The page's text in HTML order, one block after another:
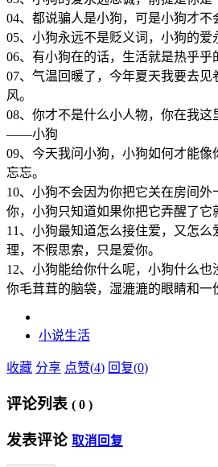
04、都说骗人是小狗，可是小狗才不
05、小狗永远不是贬义词，小狗的爱
06、有小狗在的话，生活就是热乎乎
07、气温回暖了，今年夏天我要去
风。
08、你才不是什么小人物，你在我
——小狗
09、今天我问小狗，小狗如何才能像
忘忘。
10、小狗不会因为你把它关在房间外
你，小狗只知道如果你把它弄醒了它
11、小狗最知道怎么接住爱，又怎
理，不假思索，只是爱你。
12、小狗能给你什么呢，小狗什么
你毛茸茸的脑袋，湿漉漉的眼睛和一
小说生活
收藏 分享 点赞(4) 回复(0)
评论列表 ( 0 )
发表评论 取消回复